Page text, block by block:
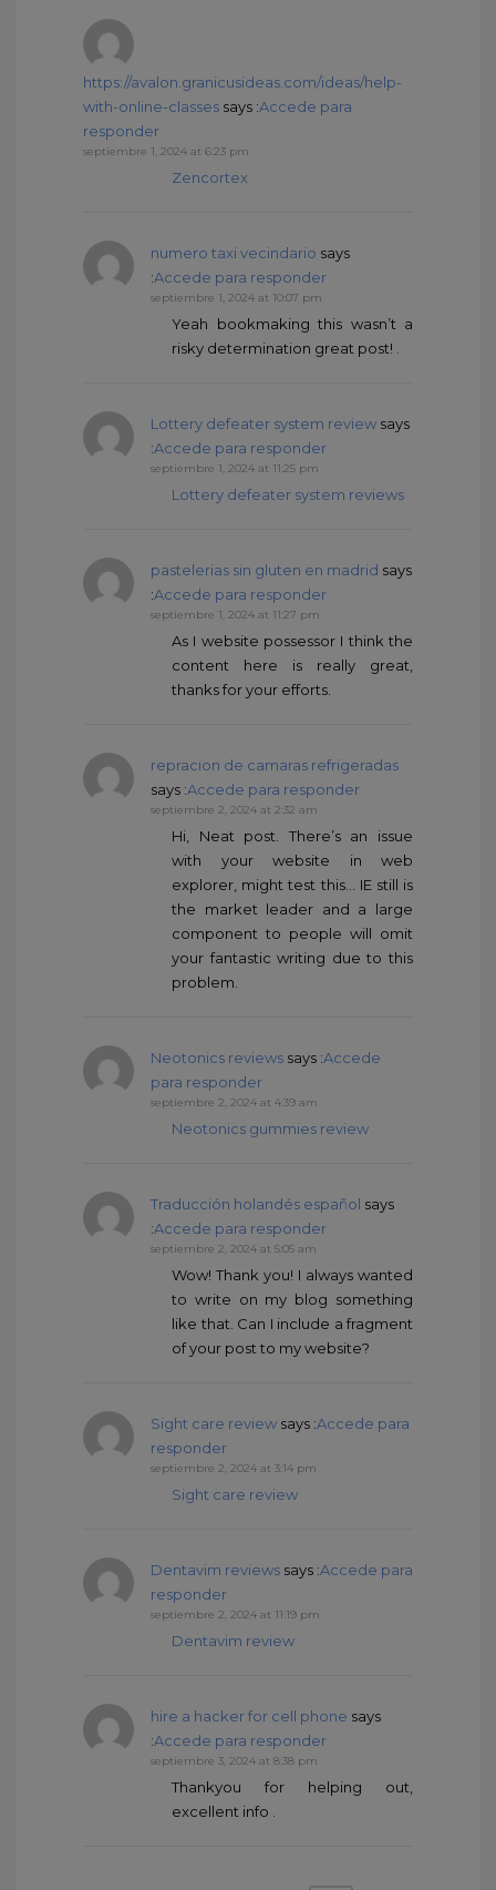
https://avalon.granicusideas.com/ideas/help-
with-online-classes says :Accede para
responder
septiembre 1, 2024 at 6:23 pm
Zencortex
numero taxi vecindario says
:Accede para responder
septiembre 1, 2024 at 10:07 pm
Yeah bookmaking this wasn’t a
risky determination great post! .
Lottery defeater system review says
:Accede para responder
septiembre 1, 2024 at 11:25 pm
Lottery defeater system reviews
pastelerias sin gluten en madrid says
:Accede para responder
septiembre 1, 2024 at 11:27 pm
As I website possessor I think the
content here is really great,
thanks for your efforts.
repracion de camaras refrigeradas
says :Accede para responder
septiembre 2, 2024 at 2:32 am
Hi, Neat post. There’s an issue
with your website in web
explorer, might test this… IE still is
the market leader and a large
component to people will omit
your fantastic writing due to this
problem.
Neotonics reviews says :Accede
para responder
septiembre 2, 2024 at 4:39 am
Neotonics gummies review
Traducción holandés español says
:Accede para responder
septiembre 2, 2024 at 5:05 am
Wow! Thank you! I always wanted
to write on my blog something
like that. Can I include a fragment
of your post to my website?
Sight care review says :Accede para
responder
septiembre 2, 2024 at 3:14 pm
Sight care review
Dentavim reviews says :Accede para
responder
septiembre 2, 2024 at 11:19 pm
Dentavim review
hire a hacker for cell phone says
:Accede para responder
septiembre 3, 2024 at 8:38 pm
Thankyou for helping out,
excellent info .